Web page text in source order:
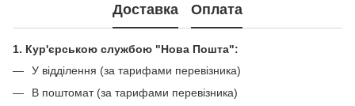
Доставка Оплата
1. Кур'єрською службою "Нова Пошта":
У відділення (за тарифами перевізника)
В поштомат (за тарифами перевізника)